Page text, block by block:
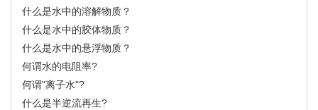
什么是水中的溶解物质？
什么是水中的胶体物质？
什么是水中的悬浮物质？
何谓水的电阻率?
何谓"离子水"?
什么是半逆流再生?